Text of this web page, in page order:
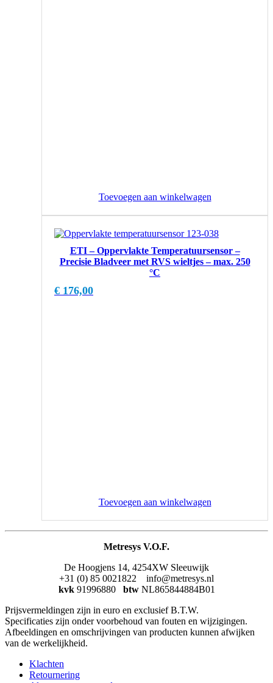
Toevoegen aan winkelwagen
ETI – Oppervlakte Temperatuursensor –
Precisie Bladveer met RVS wieltjes – max. 250
°C
€ 176,00
Toevoegen aan winkelwagen
Metresys V.O.F.
De Hoogjens 14, 4254XW Sleeuwijk
+31 (0) 85 0021822 info@metresys.nl
kvk 91996880 btw NL865844884B01
Prijsvermeldingen zijn in euro en exclusief B.T.W.
Specificaties zijn onder voorbehoud van fouten en wijzigingen.
Afbeeldingen en omschrijvingen van producten kunnen afwijken
van de werkelijkheid.
Klachten
Retournering